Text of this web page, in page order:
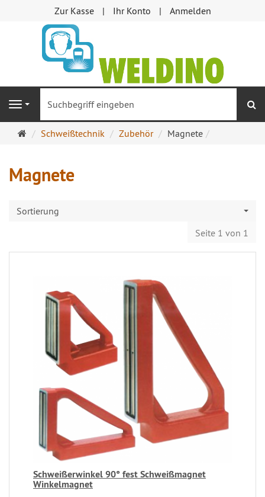
Zur Kasse Ihr Konto Anmelden
Navigation
Startseite
Schweißtechnik Zubehör Magnete
Magnete
Sortierung
Seite 1 von 1
Schweißerwinkel 90° fest Schweißmagnet
Winkelmagnet